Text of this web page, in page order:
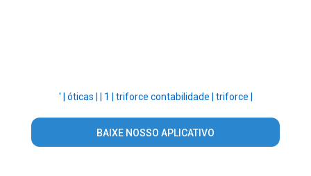
' | óticas | 1 | triforce contabilidade | triforce |
BAIXE NOSSO APLICATIVO